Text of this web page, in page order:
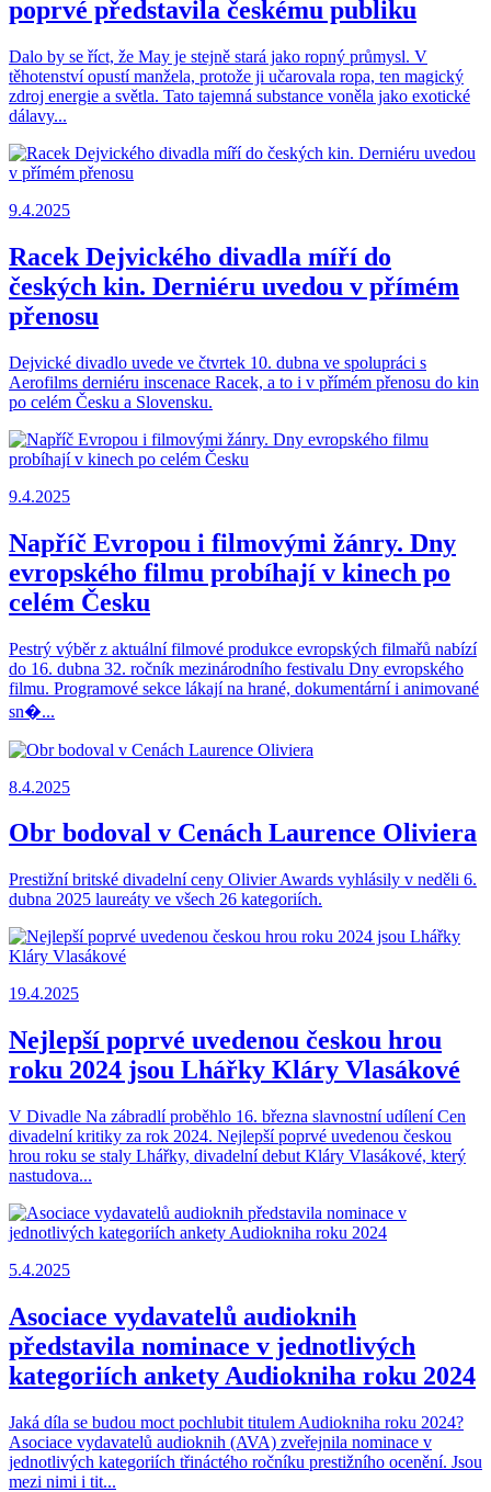
poprvé představila českému publiku
Dalo by se říct, že May je stejně stará jako ropný průmysl. V
těhotenství opustí manžela, protože ji učarovala ropa, ten magický
zdroj energie a světla. Tato tajemná substance voněla jako exotické
dálavy...
9.4.2025
Racek Dejvického divadla míří do
českých kin. Derniéru uvedou v přímém
přenosu
Dejvické divadlo uvede ve čtvrtek 10. dubna ve spolupráci s
Aerofilms derniéru inscenace Racek, a to i v přímém přenosu do kin
po celém Česku a Slovensku.
9.4.2025
Napříč Evropou i filmovými žánry. Dny
evropského filmu probíhají v kinech po
celém Česku
Pestrý výběr z aktuální filmové produkce evropských filmařů nabízí
do 16. dubna 32. ročník mezinárodního festivalu Dny evropského
filmu. Programové sekce lákají na hrané, dokumentární i animované
sn�...
8.4.2025
Obr bodoval v Cenách Laurence Oliviera
Prestižní britské divadelní ceny Olivier Awards vyhlásily v neděli 6.
dubna 2025 laureáty ve všech 26 kategoriích.
19.4.2025
Nejlepší poprvé uvedenou českou hrou
roku 2024 jsou Lhářky Kláry Vlasákové
V Divadle Na zábradlí proběhlo 16. března slavnostní udílení Cen
divadelní kritiky za rok 2024. Nejlepší poprvé uvedenou českou
hrou roku se staly Lhářky, divadelní debut Kláry Vlasákové, který
nastudova...
5.4.2025
Asociace vydavatelů audioknih
představila nominace v jednotlivých
kategoriích ankety Audiokniha roku 2024
Jaká díla se budou moct pochlubit titulem Audiokniha roku 2024?
Asociace vydavatelů audioknih (AVA) zveřejnila nominace v
jednotlivých kategoriích třináctého ročníku prestižního ocenění. Jsou
mezi nimi i tit...